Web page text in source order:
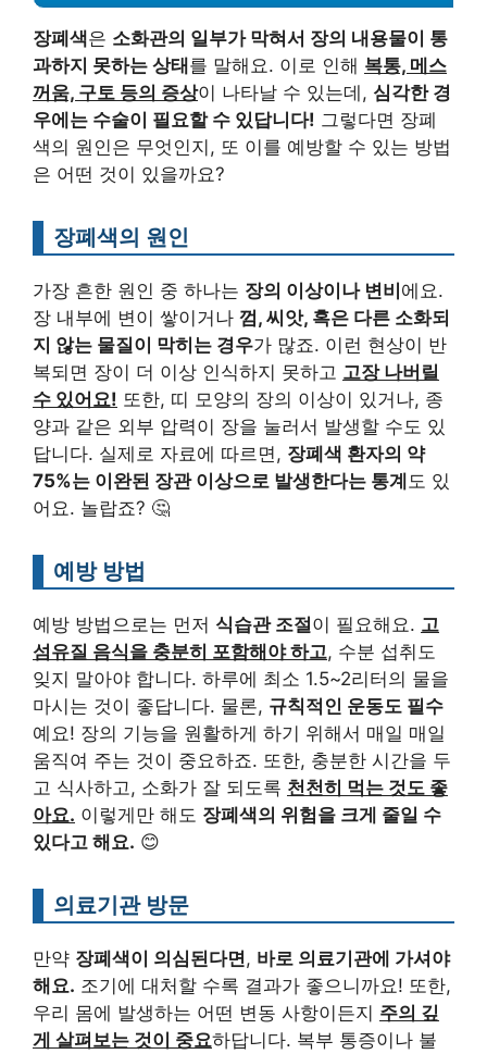
장폐색은 소화관의 일부가 막혀서 장의 내용물이 통
과하지 못하는 상태를 말해요. 이로 인해 복통, 메스
꺼움, 구토 등의 증상이 나타날 수 있는데, 심각한 경
우에는 수술이 필요할 수 있답니다! 그렇다면 장폐
색의 원인은 무엇인지, 또 이를 예방할 수 있는 방법
은 어떤 것이 있을까요?
장폐색의 원인
가장 흔한 원인 중 하나는 장의 이상이나 변비에요.
장 내부에 변이 쌓이거나 껌, 씨앗, 혹은 다른 소화되
지 않는 물질이 막히는 경우가 많죠. 이런 현상이 반
복되면 장이 더 이상 인식하지 못하고 고장 나버릴
수 있어요! 또한, 띠 모양의 장의 이상이 있거나, 종
양과 같은 외부 압력이 장을 눌러서 발생할 수도 있
답니다. 실제로 자료에 따르면, 장폐색 환자의 약
75%는 이완된 장관 이상으로 발생한다는 통계 도 있
어요. 놀랍죠? 🤔
예방 방법
예방 방법으로는 먼저 식습관 조절이 필요해요. 고
섬유질 음식을 충분히 포함해야 하고, 수분 섭취도
잊지 말아야 합니다. 하루에 최소 1.5~2리터의 물을
마시는 것이 좋답니다. 물론, 규칙적인 운동도 필수
예요! 장의 기능을 원활하게 하기 위해서 매일 매일
움직여 주는 것이 중요하죠. 또한, 충분한 시간을 두
고 식사하고, 소화가 잘 되도록 천천히 먹는 것도 좋
아요. 이렇게만 해도 장폐색의 위험을 크게 줄일 수
있다고 해요. 😊
의료기관 방문
만약 장폐색이 의심된다면, 바로 의료기관에 가셔야
해요. 조기에 대처할 수록 결과가 좋으니까요! 또한,
우리 몸에 발생하는 어떤 변동 사항이든지 주의 깊
게 살펴보는 것이 중요하답니다. 복부 통증이나 불